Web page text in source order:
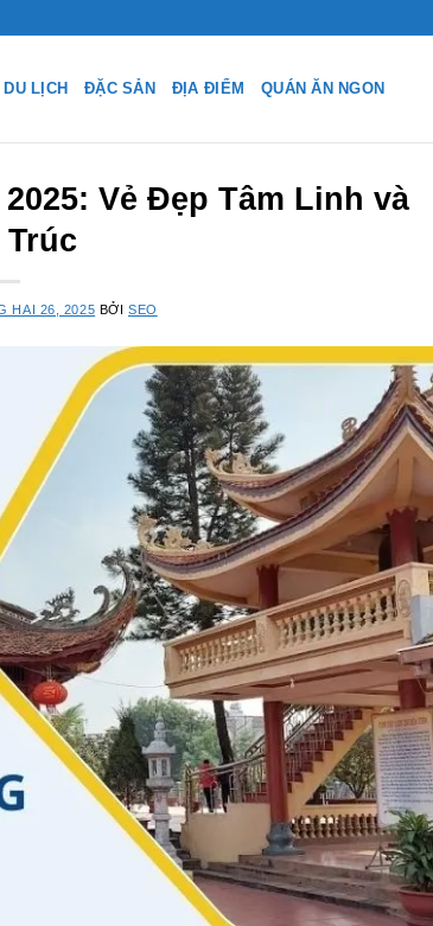
LỊCH ĐẶC SẢN ĐỊA ĐIỂM QUÁN ĂN NGON
Vẻ Đẹp Tâm Linh và
HAI 26, 2025 BỞI SEO